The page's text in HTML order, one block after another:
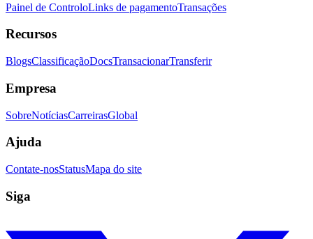
Painel de ControloLinks de pagamentoTransações
Recursos
BlogsClassificaçãoDocsTransacionarTransferir
Empresa
SobreNotíciasCarreirasGlobal
Ajuda
Contate-nosStatusMapa do site
Siga